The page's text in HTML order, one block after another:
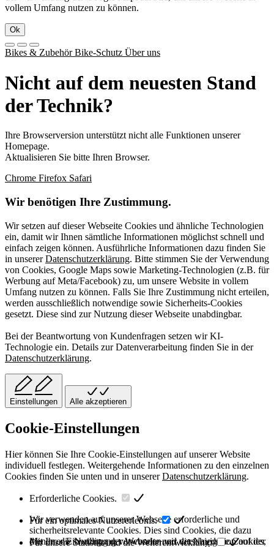
vollem Umfang nutzen zu können.
Ok
Bikes & ZubehörBike-Schutz Über uns
Nicht auf dem neuesten Stand
der Technik?
Ihre Browserversion unterstützt nicht alle Funktionen unserer
Homepage.
Aktualisieren Sie bitte Ihren Browser.
Chrome Firefox Safari
Wir benötigen Ihre Zustimmung.
Wir setzen auf dieser Webseite Cookies und ähnliche Technologien
ein, damit wir Ihnen sämtliche Informationen möglichst schnell und
einfach zeigen können. Ausführliche Informationen dazu finden Sie
in unsererDatenschutzerklärung. Bitte stimmen Sie der Verwendung
von Cookies, Google Maps sowie Marketing-Technologien (z.B. für
Werbung auf Meta/Facebook) zu, um unsere Website in vollem
Umfang nutzen zu können. Falls Sie Ihre Zustimmung nicht erteilen,
werden ausschließlich notwendige sowie Sicherheits-Cookies
gesetzt. Diese sind zur Nutzung dieser Webseite unabdingbar.
Bei der Beantwortung von Kundenfragen setzen wir KI-
Technologie ein. Details zur Datenverarbeitung finden Sie in der
Datenschutzerklärung.
Einstellungen Alle akzeptieren
Cookie-Einstellungen
Hier können Sie Ihre Cookie-Einstellungen auf unserer Website
individuell festlegen. Weitergehende Informationen zu den einzelnen
Cookies finden Sie unten und in unsererDatenschutzerklärung.
Erforderliche Cookies.
Wir verwenden auf unserer Webseite erforderliche und
sicherheitsrelevante Cookies. Dies sind Cookies, die dazu
dienen, die Nutzung der Webseite und die Navigation auf der
Für ein optimales Nutzererlebnis.
Mit Ihrer Einwilligung verwenden wir verschiedene Cookies,
Für unsere Statistik und die Weiterentwicklung.